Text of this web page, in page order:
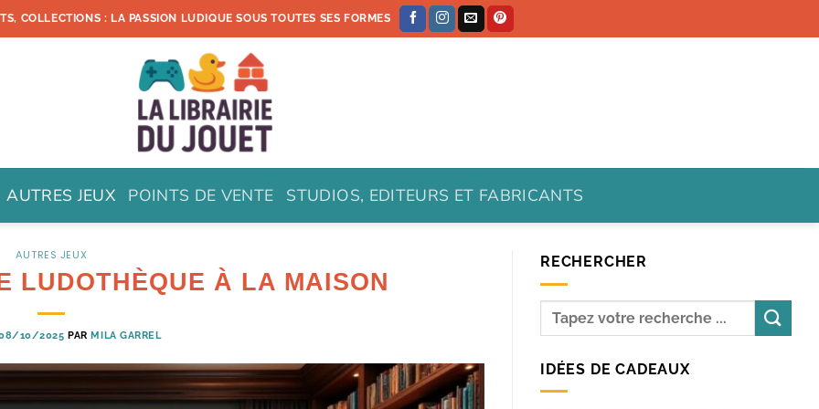
COLLECTIONS : LA PASSION LUDIQUE SOUS TOUTES SES FORMES
AUTRES JEUX POINTS DE VENTE STUDIOS, EDITEURS ET FABRICANTS
AUTRES JEUX
LUDOTHÈQUE À LA MAISON
10/2025 PARMILA GARREL
RECHERCHER
IDÉES DE CADEAUX